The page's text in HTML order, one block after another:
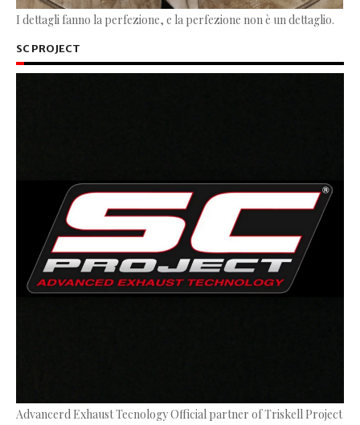
I dettagli fanno la perfezione, e la perfezione non è un dettaglio.
SC PROJECT
Advancerd Exhaust Tecnology Official partner of Triskell Project